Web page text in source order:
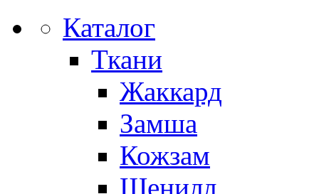
Каталог
Ткани
Жаккард
Замша
Кожзам
Шенилл